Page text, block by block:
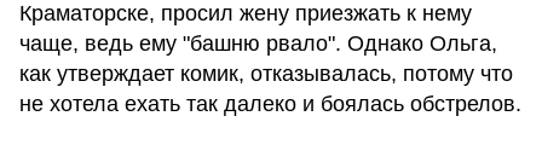
Краматорске, просил жену приезжать к нему
чаще, ведь ему "башню рвало". Однако Ольга,
как утверждает комик, отказывалась, потому что
не хотела ехать так далеко и боялась обстрелов.